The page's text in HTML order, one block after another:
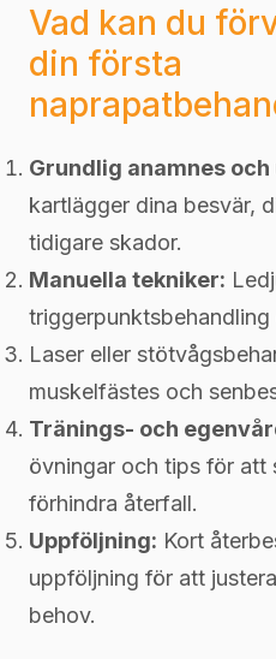
Vad kan du
din första
Grundlig anamnes
kartlägger dina besvär,
tidigare skador.
Manuella tekniker:
triggerpunktsbehandling
Laser eller
muskelfästes och
Tränings- och
övningar och tips för att
förhindra återfall.
Uppföljning: Kort
uppföljning för att
behov.